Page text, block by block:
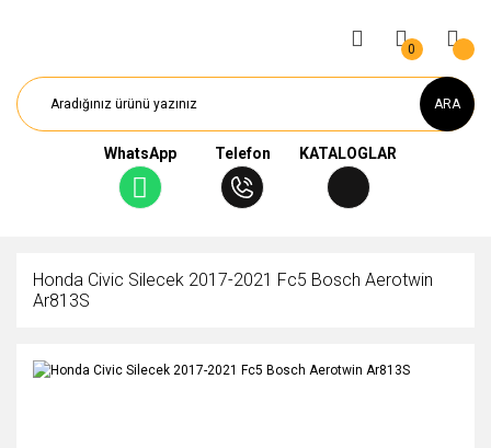
ARA
WhatsApp Telefon KATALOGLAR
0
Honda Civic Silecek 2017-2021 Fc5 Bosch Aerotwin
Ar813S